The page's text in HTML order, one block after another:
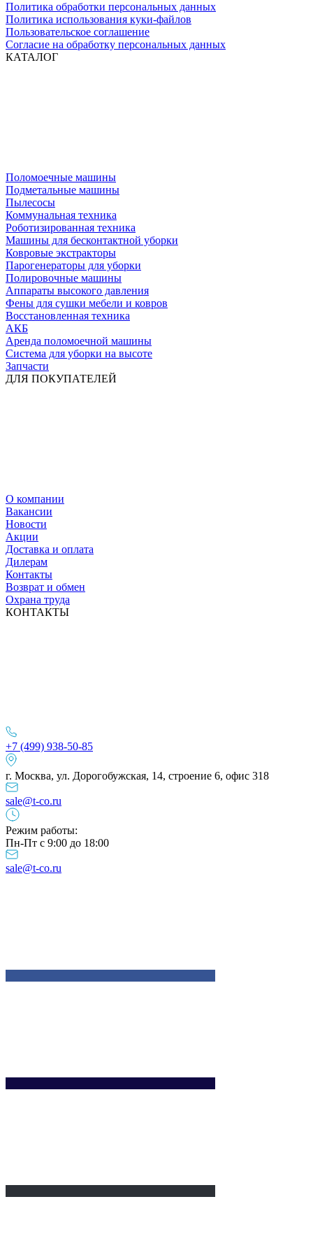
Политика обработки персональных данных
Политика использования куки-файлов
Пользовательское соглашение
Согласие на обработку персональных данных
КАТАЛОГ
Поломоечные машины
Подметальные машины
Пылесосы
Коммунальная техника
Роботизированная техника
Машины для бесконтактной уборки
Ковровые экстракторы
Парогенераторы для уборки
Полировочные машины
Аппараты высокого давления
Фены для сушки мебели и ковров
Восстановленная техника
АКБ
Аренда поломоечной машины
Система для уборки на высоте
Запчасти
ДЛЯ ПОКУПАТЕЛЕЙ
О компании
Вакансии
Новости
Акции
Доставка и оплата
Дилерам
Контакты
Возврат и обмен
Охрана труда
КОНТАКТЫ
+7 (499) 938-50-85
г. Москва, ул. Дорогобужская, 14, строение 6, офис 318
sale@t-co.ru
Режим работы:
Пн-Пт с 9:00 до 18:00
sale@t-co.ru